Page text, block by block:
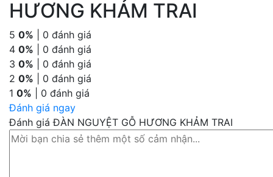
HƯƠNG KHẢM TRAI
5 0% | 0 đánh giá
4 0% | 0 đánh giá
3 0% | 0 đánh giá
2 0% | 0 đánh giá
1 0% | 0 đánh giá
Đánh giá ngay
Đánh giá ĐÀN NGUYỆT GỖ HƯƠNG KHẢM TRAI